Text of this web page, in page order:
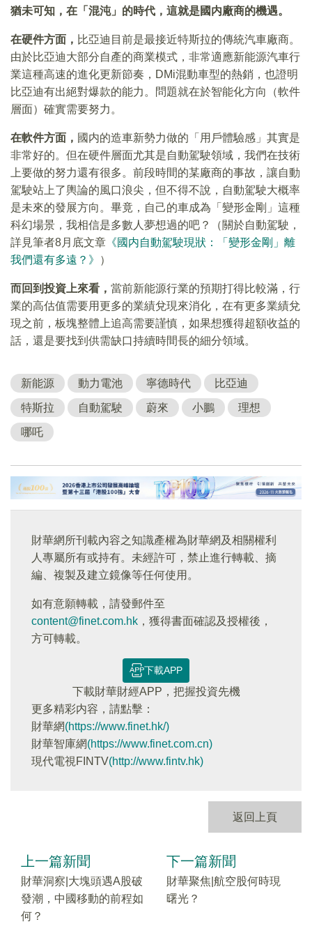
猶未可知，在「混沌」的時代，這就是國内廠商的機遇。
在硬件方面， 比亞迪目前是最接近特斯拉的傳統汽車廠商。
由於比亞迪大部分自產的商業模式，非常適應新能源汽車行
業這種高速的進化更新節奏，DMi混動車型的熱銷，也證明
比亞迪有出絕對爆款的能力。問題就在於智能化方向（軟件
層面）確實需要努力。
在軟件方面， 國内的造車新勢力做的「用戶體驗感」其實是
非常好的。但在硬件層面尤其是自動駕駛領域，我們在技術
上要做的努力還有很多。前段時間的某廠商的事故，讓自動
駕駛站上了輿論的風口浪尖，但不得不說，自動駕駛大概率
是未來的發展方向。畢竟，自己的車成為「變形金剛」這種
科幻場景，我相信是多數人夢想過的吧？（關於自動駕駛，
詳見筆者8月底文章 《國内自動駕駛現狀：「變形金剛」離
我們還有多遠？》
）
而回到投資上來看， 當前新能源行業的預期打得比較滿，行
業的高估值需要用更多的業績兌現來消化，在有更多業績兌
現之前，板塊整體上追高需要謹慎，如果想獲得超額收益的
話，還是要找到供需缺口持續時間長的細分領域。
新能源 動力電池 寧德時代 比亞迪
特斯拉 自動駕駛 蔚來 小鵬 理想
哪吒
財華網所刊載內容之知識產權為財華網及相關權利
人專屬所有或持有。未經許可，禁止進行轉載、摘
編、複製及建立鏡像等任何使用。
如有意願轉載，請發郵件至
content@finet.com.hk ，獲得書面確認及授權後，
方可轉載。
下載APP
下載財華財經APP，把握投資先機
更多精彩内容，請點擊：
財華網(https://www.finet.hk/)
財華智庫網(https://www.finet.com.cn)
現代電視FINTV(http://www.fintv.hk)
返回上頁
上一篇新聞
財華洞察|大塊頭遇A股破
發潮，中國移動的前程如
何？
下一篇新聞
財華聚焦|航空股何時現
曙光？